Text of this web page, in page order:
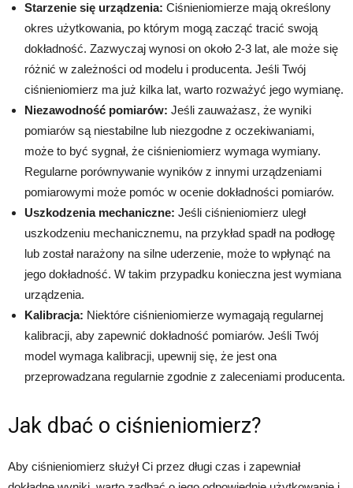
Starzenie się urządzenia: Ciśnieniomierze mają określony
okres użytkowania, po którym mogą zacząć tracić swoją
dokładność. Zazwyczaj wynosi on około 2-3 lat, ale może się
różnić w zależności od modelu i producenta. Jeśli Twój
ciśnieniomierz ma już kilka lat, warto rozważyć jego wymianę.
Niezawodność pomiarów: Jeśli zauważasz, że wyniki
pomiarów są niestabilne lub niezgodne z oczekiwaniami,
może to być sygnał, że ciśnieniomierz wymaga wymiany.
Regularne porównywanie wyników z innymi urządzeniami
pomiarowymi może pomóc w ocenie dokładności pomiarów.
Uszkodzenia mechaniczne: Jeśli ciśnieniomierz uległ
uszkodzeniu mechanicznemu, na przykład spadł na podłogę
lub został narażony na silne uderzenie, może to wpłynąć na
jego dokładność. W takim przypadku konieczna jest wymiana
urządzenia.
Kalibracja: Niektóre ciśnieniomierze wymagają regularnej
kalibracji, aby zapewnić dokładność pomiarów. Jeśli Twój
model wymaga kalibracji, upewnij się, że jest ona
przeprowadzana regularnie zgodnie z zaleceniami producenta.
Jak dbać o ciśnieniomierz?
Aby ciśnieniomierz służył Ci przez długi czas i zapewniał